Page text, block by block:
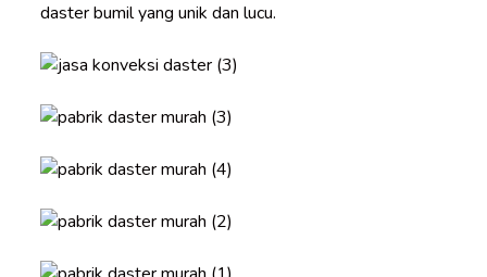
daster bumil yang unik dan lucu.